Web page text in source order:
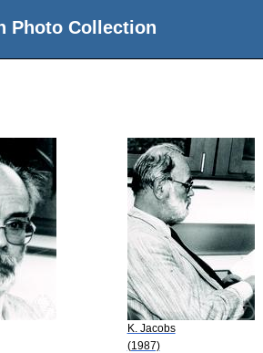
Photo Collection
K. Jacobs
(1987)